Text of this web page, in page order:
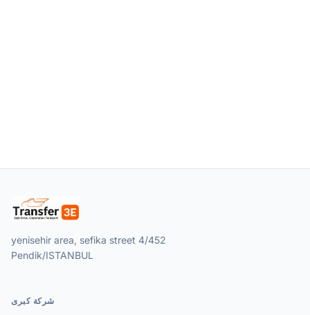
yenisehir area, sefika street 4/452
Pendik/ISTANBUL
شركة كبرى